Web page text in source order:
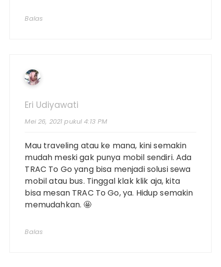
Balas
Eri Udiyawati
Mei 26, 2021 pukul 4:13 PM
Mau traveling atau ke mana, kini semakin
mudah meski gak punya mobil sendiri. Ada
TRAC To Go yang bisa menjadi solusi sewa
mobil atau bus. Tinggal klak klik aja, kita
bisa mesan TRAC To Go, ya. Hidup semakin
memudahkan. 🤩
Balas